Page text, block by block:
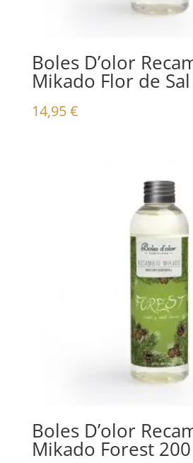
Boles D’olor
Mikado Flor de
14,95€
Boles D’olor
Mikado Forest